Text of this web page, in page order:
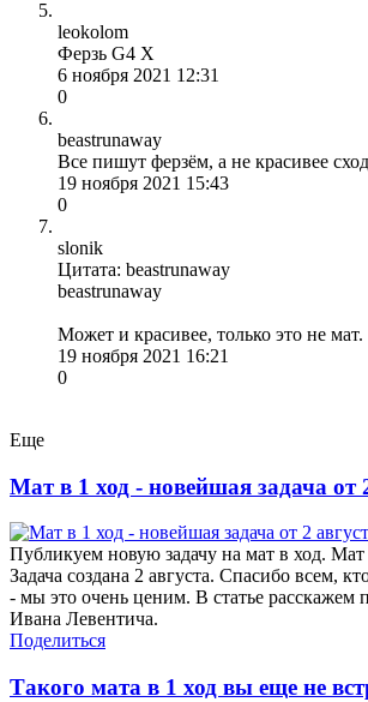
leokolom
Ферзь G4 X
6 ноября 2021 12:31
0
beastrunaway
Все пишут ферзём, а не красивее
19 ноября 2021 15:43
0
slonik
Цитата: beastrunaway
beastrunaway
Может и красивее, только это не мат.
19 ноября 2021 16:21
0
Еще
Мат в 1 ход - новейшая задача от
Публикуем новую задачу на мат в ход. Мат
Задача создана 2 августа. Спасибо всем,
- мы это очень ценим. В статье расскажем
Ивана Левентича.
Поделиться
Такого мата в 1 ход вы еще не